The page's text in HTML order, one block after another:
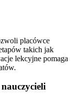
placówce
takich jak
lekcyjne pomaga